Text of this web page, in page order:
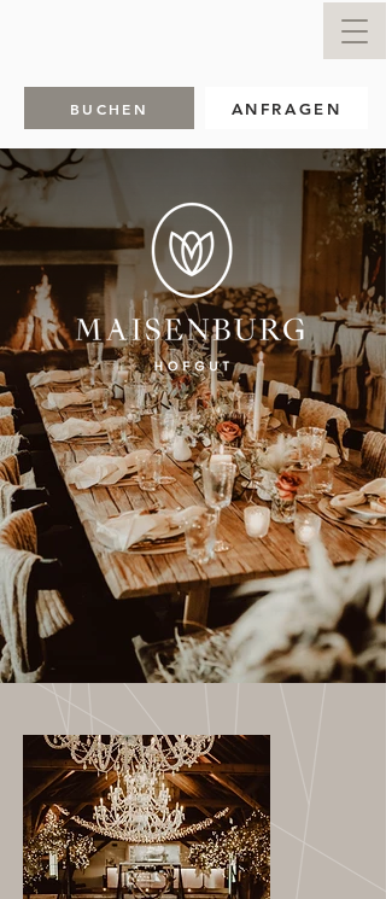
ANFRAGEN
BUCHEN